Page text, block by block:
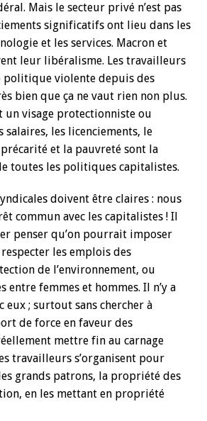
Mais le secteur privé n’est pas
significatifs ont lieu dans les
et les services. Macron et
leur libéralisme. Les travailleurs
politique violente depuis des
bien que ça ne vaut rien non plus.
un visage protectionniste ou
les licenciements, le
et la pauvreté sont la
toutes les politiques capitalistes.
doivent être claires : nous
commun avec les capitalistes ! Il
penser qu’on pourrait imposer
les emplois des
de l’environnement, ou
entre femmes et hommes. Il n’y a
eux ; surtout sans chercher à
de force en faveur des
mettre fin au carnage
travailleurs s’organisent pour
grands patrons, la propriété des
en les mettant en propriété